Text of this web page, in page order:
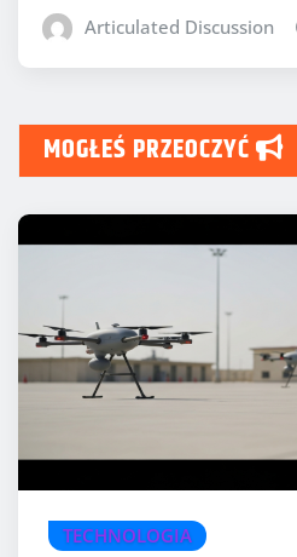
Articulated Discussion
MOGŁEŚ PRZEOCZYĆ
TECHNOLOGIA